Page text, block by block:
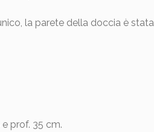
la parete della doccia è stata
prof. 35 cm.